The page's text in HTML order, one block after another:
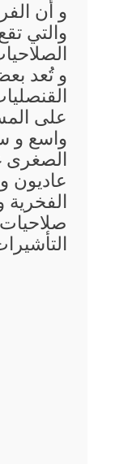
و أن
والتي
و تُعد
على
واسع و
الصغرى
عاديون
الفخرية